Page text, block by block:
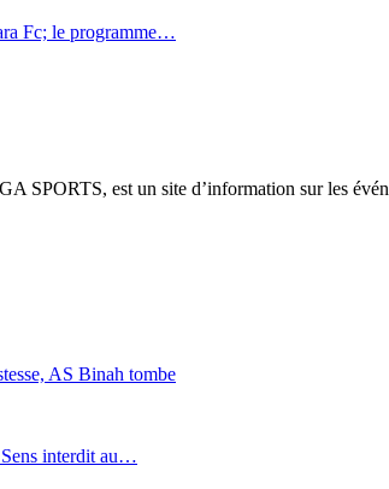
Fc; le programme…
SPORTS, est un site d’information sur les
AS Binah tombe
interdit au…